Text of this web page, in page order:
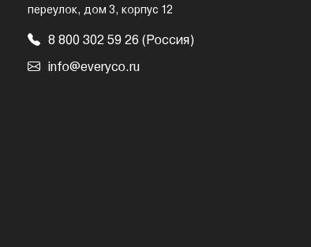
переулок, дом 3, корпус 12
8 800 302 59 26 (Россия)
info@everyco.ru